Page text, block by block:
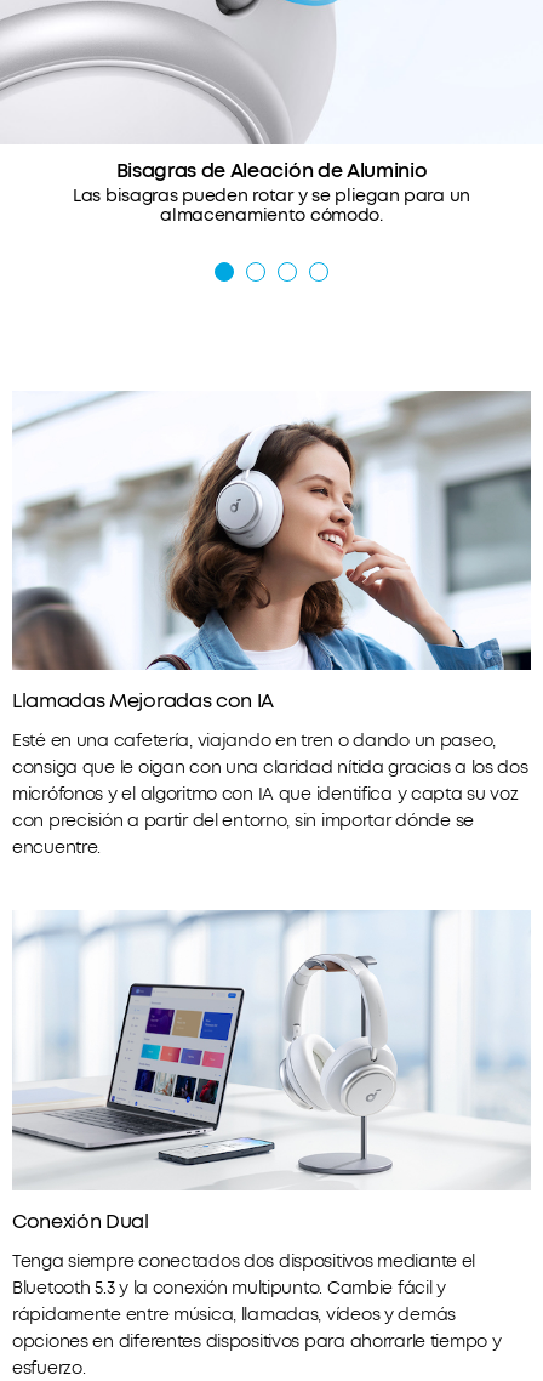
Bisagras de Aleación de Aluminio
Las bisagras pueden rotar y se pliegan para un
almacenamiento cómodo.
Llamadas Mejoradas con IA
Esté en una cafetería, viajando en tren o dando un paseo,
consiga que le oigan con una claridad nítida gracias a los dos
micrófonos y el algoritmo con IA que identifica y capta su voz
con precisión a partir del entorno, sin importar dónde se
encuentre.
Conexión Dual
Tenga siempre conectados dos dispositivos mediante el
Bluetooth 5.3 y la conexión multipunto. Cambie fácil y
rápidamente entre música, llamadas, vídeos y demás
opciones en diferentes dispositivos para ahorrarle tiempo y
esfuerzo.